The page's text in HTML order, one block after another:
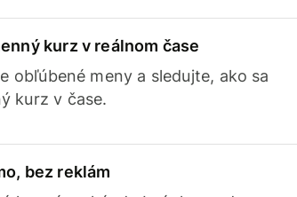
kurz v reálnom čase
obľúbené meny a sledujte, ako sa
kurz v čase.
bez reklám